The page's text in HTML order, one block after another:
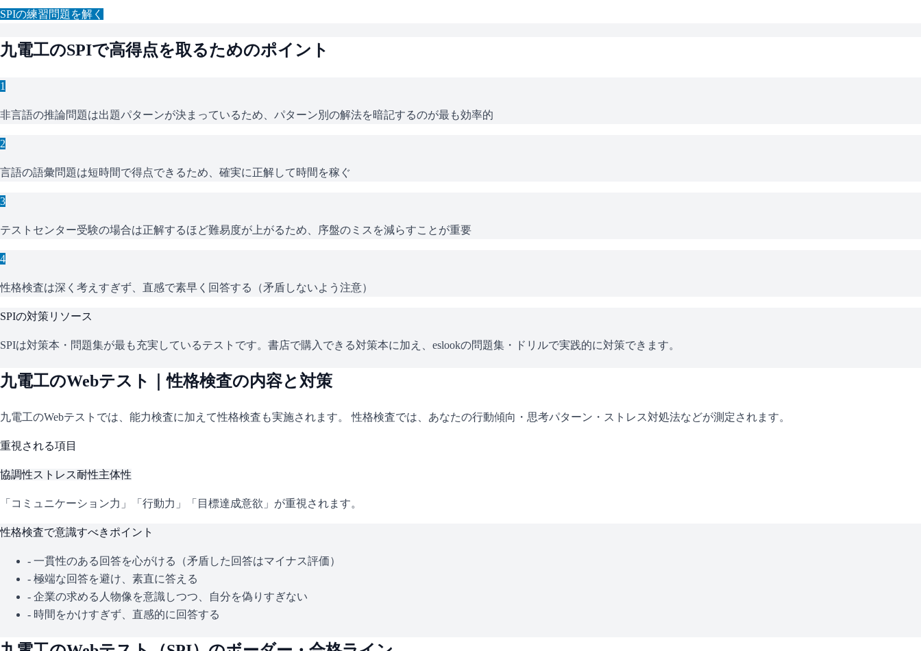
SPIの練習問題を解く
九電工のSPIで高得点を取るためのポイント
1
非言語の推論問題は出題パターンが決まっているため、パターン別の解法を暗記するのが最も効率的
2
言語の語彙問題は短時間で得点できるため、確実に正解して時間を稼ぐ
3
テストセンター受験の場合は正解するほど難易度が上がるため、序盤のミスを減らすことが重要
4
性格検査は深く考えすぎず、直感で素早く回答する（矛盾しないよう注意）
SPIの対策リソース
SPIは対策本・問題集が最も充実しているテストです。書店で購入できる対策本に加え、eslookの問題集・ドリルで実践的に対策できます。
九電工のWebテスト｜性格検査の内容と対策
九電工のWebテストでは、能力検査に加えて性格検査も実施されます。 性格検査では、あなたの行動傾向・思考パターン・ストレス対処法などが測定されます。
重視される項目
協調性ストレス耐性主体性
「コミュニケーション力」「行動力」「目標達成意欲」が重視されます。
性格検査で意識すべきポイント
- 一貫性のある回答を心がける（矛盾した回答はマイナス評価）
- 極端な回答を避け、素直に答える
- 企業の求める人物像を意識しつつ、自分を偽りすぎない
- 時間をかけすぎず、直感的に回答する